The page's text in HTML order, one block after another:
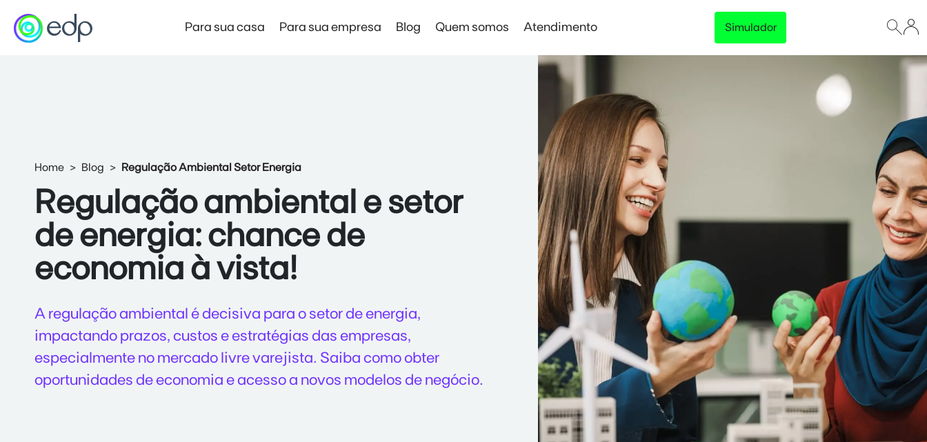
Para sua casa Para sua empresa
Mercado Livre Varejista
Economia e autonomia com a força da EDP
Mercado Livre Atacadista
Economia para empresas de alta demanda
Lançamento
Preço Garantido
Trave o preço da energia da sua empresa e tenha
previsibilidade total no orçamento, sem surpresas na
fatura.
Conhecer solução
Blog Quem somos Atendimento Simulador
Home Blog Regulação Ambiental Setor Energia
Regulação ambiental e setor
de energia: chance de
economia à vista!
A regulação ambiental é decisiva para o setor de energia,
impactando prazos, custos e estratégias das empresas,
especialmente no mercado livre varejista. Saiba como obter
oportunidades de economia e acesso a novos modelos de negócio.